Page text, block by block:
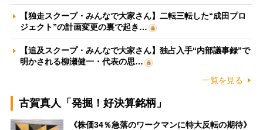
【独走スクープ・みんなで大家さん】二転三転した“成田プロ
ジェクト”の計画変更の裏で起き…
【追及スクープ・みんなで大家さん】独占入手“内部議事録”で
明かされる柳瀬健一・代表の思…
一覧を見る
古賀真人「発掘！好決算銘柄」
《株価34％急落のワークマンに特大反転の期待》